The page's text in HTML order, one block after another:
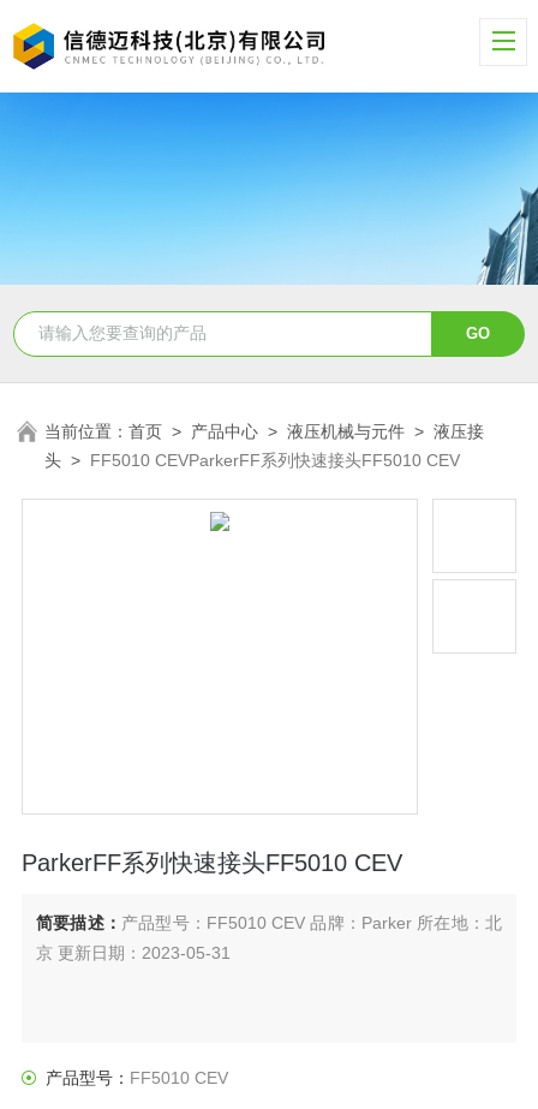
当前位置：首页 > 产品中心 >液压机械与元件 >液压接
头 > FF5010 CEVParkerFF系列快速接头FF5010 CEV
ParkerFF系列快速接头FF5010 CEV
简要描述： 产品型号：FF5010 CEV 品牌：Parker 所在地：北
京 更新日期：2023-05-31
产品型号： FF5010 CEV